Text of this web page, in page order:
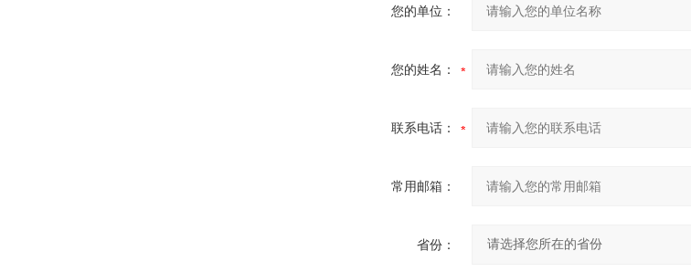
您的单位：
您的姓名：
联系电话：
常用邮箱：
省份：